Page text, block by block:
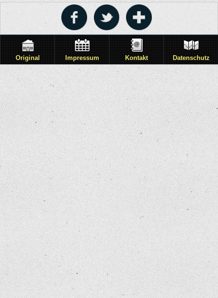
Original Impressum Kontakt Datenschutz